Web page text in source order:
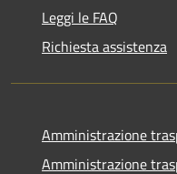
Leggi le FAQ
Richiesta assistenza
Amministrazione
Amministrazione